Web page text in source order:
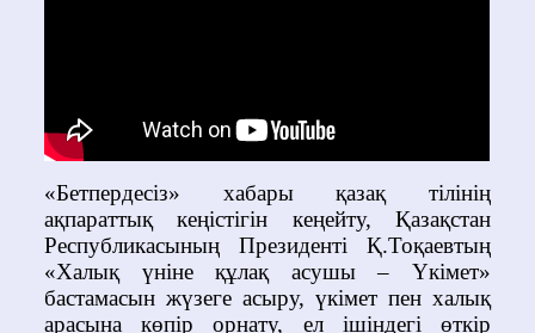
«Бетпердесіз» хабары қазақ тілінің
ақпараттық кеңістігін кеңейту, Қазақстан
Республикасының Президенті Қ.Тоқаевтың
«Халық үніне құлақ асушы – Үкімет»
бастамасын жүзеге асыру, үкімет пен халық
арасына көпір орнату, ел ішіндегі өткір